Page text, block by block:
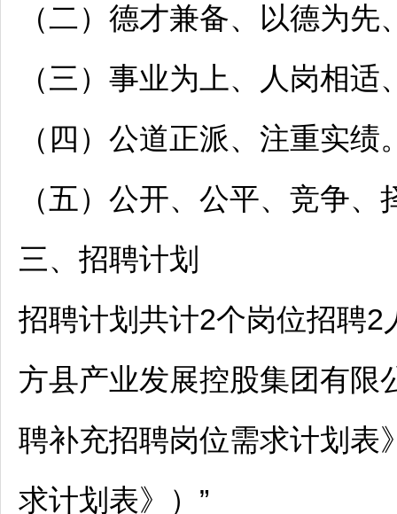
（二）德才兼备、以德为先
（三）事业为上、人岗相适
（四）公道正派、注重实绩
（五）公开、公平、竞争、
三、 招聘计划
招聘计划共计2个岗位招聘2
方县产业发展控股集团有限
聘补充招聘岗位需求计划表
求计划表》）”